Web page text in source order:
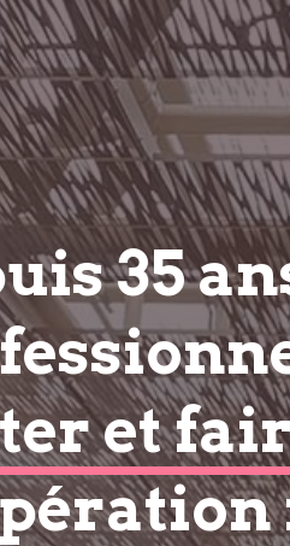
35
et